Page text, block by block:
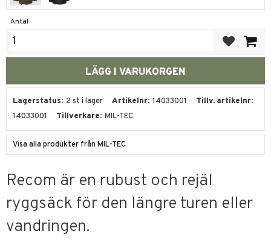
Antal
Lagerstatus 2 st i lager Artikelnr 14033001
Tillv. artikelnr
14033001
Tillverkare MIL-TEC
Visa alla produkter från MIL-TEC
Recom är en rubust och rejäl
ryggsäck för den längre turen eller
vandringen.